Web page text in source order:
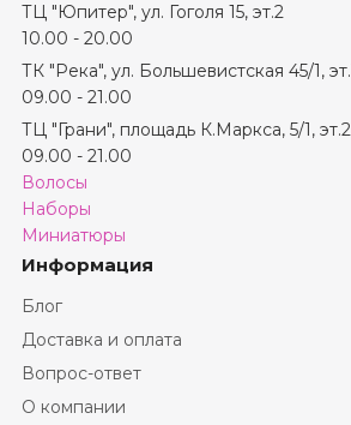
ТЦ "Юпитер", ул. Гоголя 15, эт.2
10.00 - 20.00
ТК "Река", ул. Большевистская 45/1,
09.00 - 21.00
ТЦ "Грани", площадь К.Маркса, 5/1​, эт.2
09.00 - 21.00
Волосы
Наборы
Миниатюры
Информация
Блог
Доставка и оплата
Вопрос-ответ
О компании